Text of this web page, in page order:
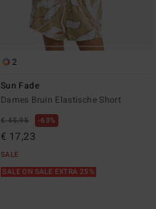
2
Sun Fade
Dames Bruin Elastische Short
€ 45,95 63%
€ 17,23
SALE
SALE ON SALE EXTRA 25%